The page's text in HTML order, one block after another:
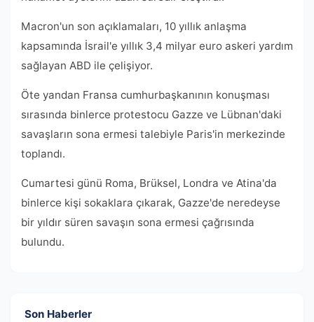
Macron'un son açıklamaları, 10 yıllık anlaşma
kapsamında İsrail'e yıllık 3,4 milyar euro askeri yardım
sağlayan ABD ile çelişiyor.
Öte yandan Fransa cumhurbaşkanının konuşması
sırasında binlerce protestocu Gazze ve Lübnan'daki
savaşların sona ermesi talebiyle Paris'in merkezinde
toplandı.
Cumartesi günü Roma, Brüksel, Londra ve Atina'da
binlerce kişi sokaklara çıkarak, Gazze'de neredeyse
bir yıldır süren savaşın sona ermesi çağrısında
bulundu.
Son Haberler